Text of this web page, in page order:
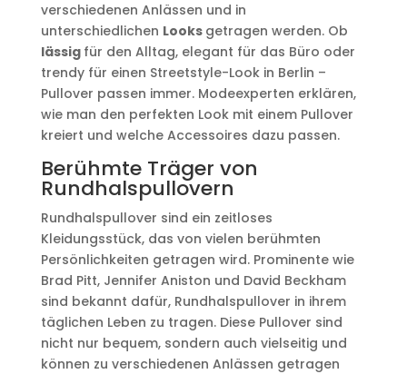
verschiedenen Anlässen und in
unterschiedlichen Looks getragen werden. Ob
lässig für den Alltag, elegant für das Büro oder
trendy für einen Streetstyle-Look in Berlin –
Pullover passen immer. Modeexperten erklären,
wie man den perfekten Look mit einem Pullover
kreiert und welche Accessoires dazu passen.
Berühmte Träger von
Rundhalspullovern
Rundhalspullover sind ein zeitloses
Kleidungsstück, das von vielen berühmten
Persönlichkeiten getragen wird. Prominente wie
Brad Pitt, Jennifer Aniston und David Beckham
sind bekannt dafür, Rundhalspullover in ihrem
täglichen Leben zu tragen. Diese Pullover sind
nicht nur bequem, sondern auch vielseitig und
können zu verschiedenen Anlässen getragen